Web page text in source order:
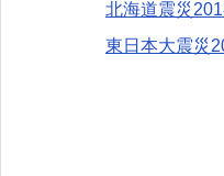
北海道震災
東日本大震災